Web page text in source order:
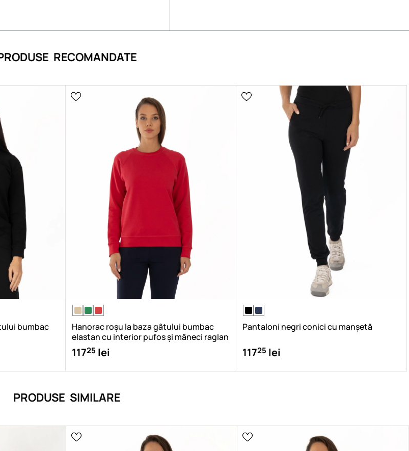
RECOMANDATE
bumbac
Hanorac roșu la baza gâtului bumbac
elastan cu interior pufos și mâneci raglan
11725 lei
Pantaloni negri conici cu manșetă
11725 lei
PRODUSE SIMILARE